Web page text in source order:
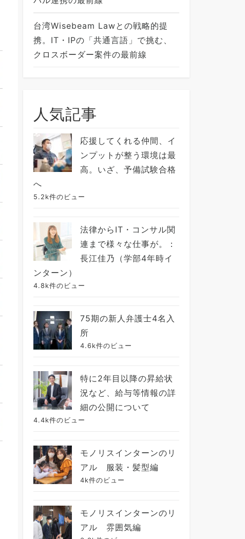
台湾Wisebeam Lawとの戦略的提
携。IT・IPの「共通言語」で挑む、
クロスボーダー案件の最前線
人気記事
応援してくれる仲間、イ
ンプットが整う環境は最
高。いざ、予備試験合格
へ
5.2k件のビュー
法律からIT・コンサル関
連まで様々な仕事が。：
長江佳乃（学部4年時イ
ンターン）
4.8k件のビュー
75期の新人弁護士4名入
所
4.6k件のビュー
特に2年目以降の昇給状
況など、給与等情報の詳
細の公開について
4.4k件のビュー
モノリスインターンのリ
アル 服装・髪型編
4k件のビュー
モノリスインターンのリ
アル 雰囲気編